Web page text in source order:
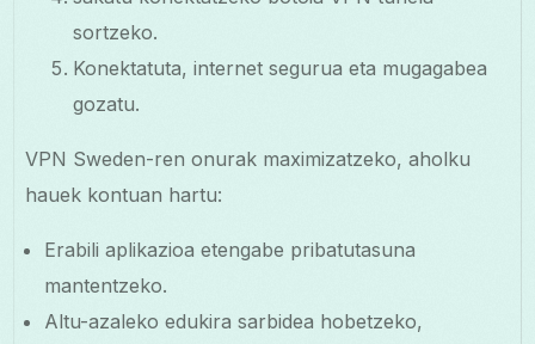
sortzeko.
Konektatuta, internet segurua eta mugagabea
gozatu.
VPN Sweden-ren onurak maximizatzeko, aholku
hauek kontuan hartu:
Erabili aplikazioa etengabe pribatutasuna
mantentzeko.
Altu-azaleko edukira sarbidea hobetzeko,